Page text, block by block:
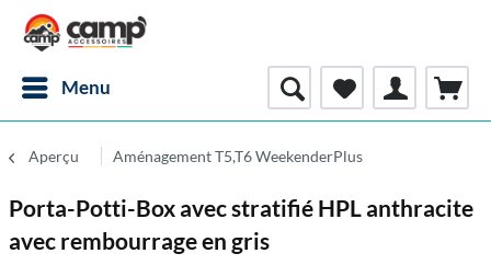
Menu
Aperçu Aménagement T5,T6 WeekenderPlus
Porta-Potti-Box avec stratifié HPL anthracite
avec rembourrage en gris